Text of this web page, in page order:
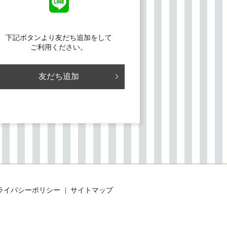
下記ボタンより友だち追加をして
ご利用ください。
友だち追加
イバシーポリシー サイトマップ